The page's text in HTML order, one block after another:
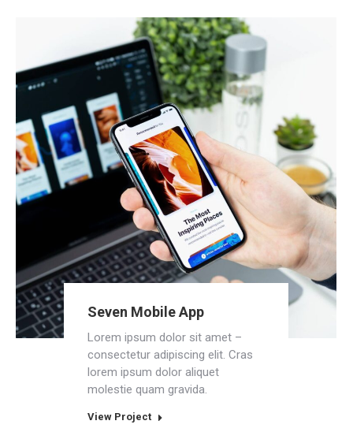
Seven Mobile App
Lorem ipsum dolor sit amet –
consectetur adipiscing elit. Cras
lorem ipsum dolor aliquet
molestie quam gravida.
View Project